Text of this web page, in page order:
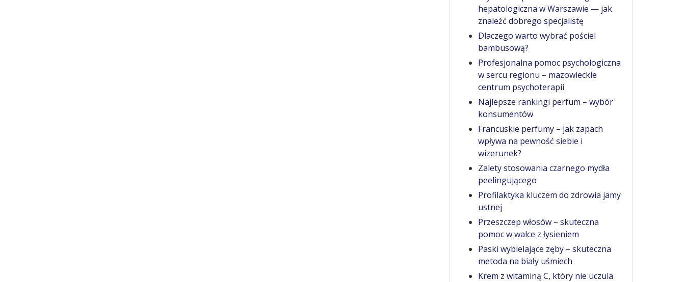
hepatologiczna w Warszawie — jak
znaleźć dobrego specjalistę
Dlaczego warto wybrać pościel
bambusową?
Profesjonalna pomoc psychologiczna
w sercu regionu – mazowieckie
centrum psychoterapii
Najlepsze rankingi perfum – wybór
konsumentów
Francuskie perfumy – jak zapach
wpływa na pewność siebie i
wizerunek?
Zalety stosowania czarnego mydła
peelingującego
Profilaktyka kluczem do zdrowia jamy
ustnej
Przeszczep włosów – skuteczna
pomoc w walce z łysieniem
Paski wybielające zęby – skuteczna
metoda na biały uśmiech
Krem z witaminą C, który nie uczula